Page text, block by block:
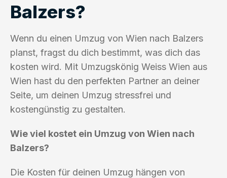
Balzers?
Wenn du einen Umzug von Wien nach Balzers
planst, fragst du dich bestimmt, was dich das
kosten wird. Mit Umzugskönig Weiss Wien aus
Wien hast du den perfekten Partner an deiner
Seite, um deinen Umzug stressfrei und
kostengünstig zu gestalten.
Wie viel kostet ein Umzug von Wien nach
Balzers?
Die Kosten für deinen Umzug hängen von